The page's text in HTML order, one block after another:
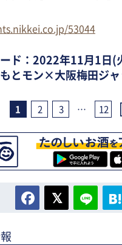
53044
ド：2022年11月1日(
とモン×大阪梅田ジャ
1 2 3 … 12